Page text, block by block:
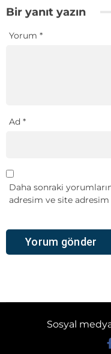
Bir yanıt yazın
Yorum *
Ad *
Daha sonraki
adresim ve site adresim
Sosyal